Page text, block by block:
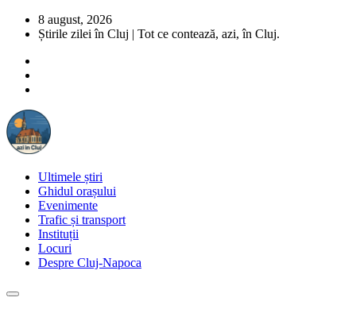
8 august, 2026
Știrile zilei în Cluj | Tot ce contează, azi, în Cluj.
Ultimele știri
Ghidul orașului
Evenimente
Trafic și transport
Instituții
Locuri
Despre Cluj-Napoca